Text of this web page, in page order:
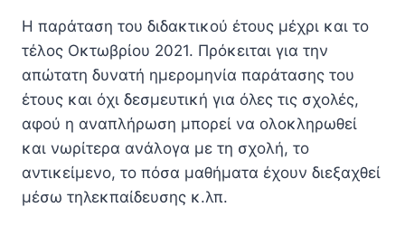
Η παράταση του διδακτικού έτους μέχρι και το
τέλος Οκτωβρίου 2021. Πρόκειται για την
απώτατη δυνατή ημερομηνία παράτασης του
έτους και όχι δεσμευτική για όλες τις σχολές,
αφού η αναπλήρωση μπορεί να ολοκληρωθεί
και νωρίτερα ανάλογα με τη σχολή, το
αντικείμενο, το πόσα μαθήματα έχουν διεξαχθεί
μέσω τηλεκπαίδευσης κ.λπ.